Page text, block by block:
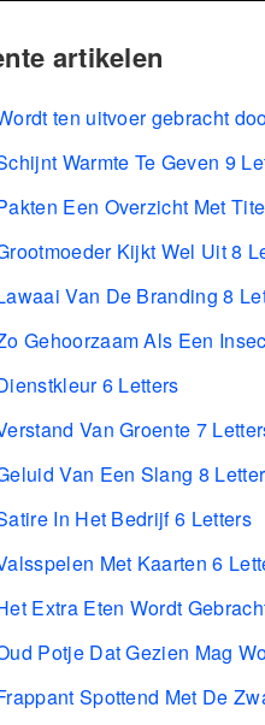
artikelen
ten uitvoer gebracht
Warmte Te Geven 9
Een Overzicht Met
Kijkt Wel Uit 8
Van De Branding 8
Gehoorzaam Als Een
6 Letters
Van Groente 7
Van Een Slang 8
In Het Bedrijf 6 Letters
Met Kaarten 6
Extra Eten Wordt
Potje Dat Gezien Mag
Spottend Met De